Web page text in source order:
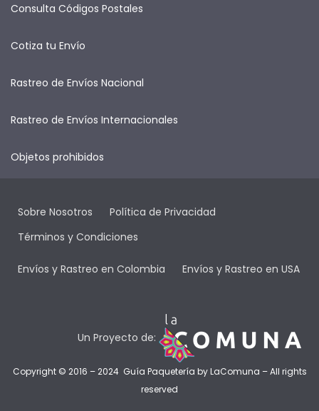
Consulta Códigos Postales
Cotiza tu Envío
Rastreo de Envíos Nacional
Rastreo de Envíos Internacionales
Objetos prohibidos
Sobre Nosotros
Política de Privacidad
Términos y Condiciones
Envíos y Rastreo en Colombia Envíos y Rastreo en USA
Un Proyecto de:
Copyright © 2016 – 2024 Guía Paquetería byLaComuna – All rights
reserved